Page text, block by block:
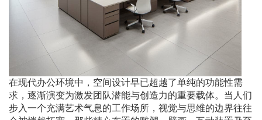
在现代办公环境中，空间设计早已超越了单纯的功能性需
求，逐渐演变为激发团队潜能与创造力的重要载体。当人们
步入一个充满艺术气息的工作场所，视觉与思维的边界往往